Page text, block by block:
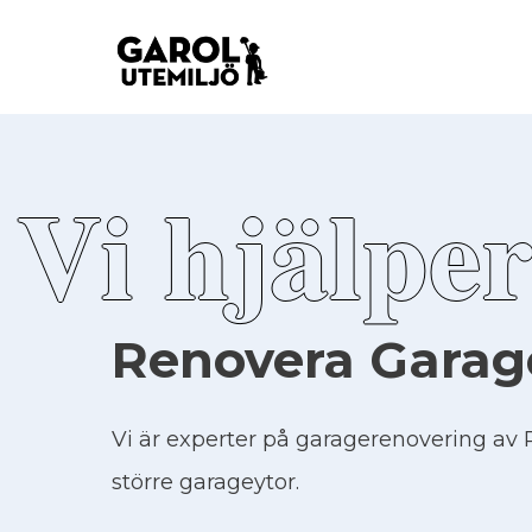
Vi
Renovera
Vi är experter på garagerenovering av
större garageytor.